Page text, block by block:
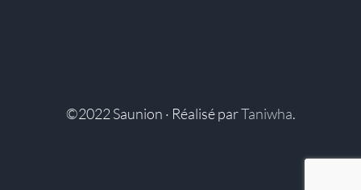
©2022 Saunion · Réalisé parTaniwha.